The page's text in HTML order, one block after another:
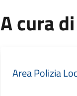
A cura di
Area Polizia